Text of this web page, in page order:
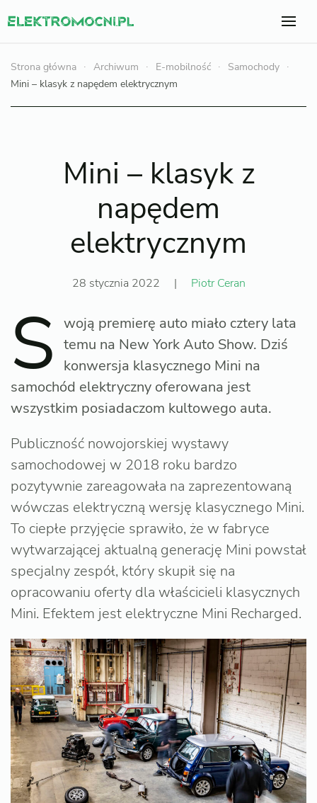
Strona główna Archiwum E-mobilność
Samochody
Mini – klasyk z napędem elektrycznym
Mini – klasyk z
napędem
elektrycznym
28 stycznia 2022 | Piotr Ceran
S woją premierę auto miało cztery lata
temu na New York Auto Show. Dziś
konwersja klasycznego Mini na
samochód elektryczny oferowana jest
wszystkim posiadaczom kultowego auta.
Publiczność nowojorskiej wystawy
samochodowej w 2018 roku bardzo
pozytywnie zareagowała na zaprezentowaną
wówczas elektryczną wersję klasycznego Mini.
To ciepłe przyjęcie sprawiło, że w fabryce
wytwarzającej aktualną generację Mini powstał
specjalny zespół, który skupił się na
opracowaniu oferty dla właścicieli klasycznych
Mini. Efektem jest elektryczne Mini Recharged.